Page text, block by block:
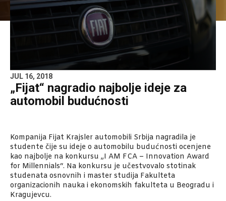
JUL 16, 2018
„Fijat“ nagradio najbolje ideje za
automobil budućnosti
Kompanija Fijat Krajsler automobili Srbija nagradila je
studente čije su ideje o automobilu budućnosti ocenjene
kao najbolje na konkursu „I AM FCA – Innovation Award
for Millennials“. Na konkursu je učestvovalo stotinak
studenata osnovnih i master studija Fakulteta
organizacionih nauka i ekonomskih fakulteta u Beogradu i
Kragujevcu.